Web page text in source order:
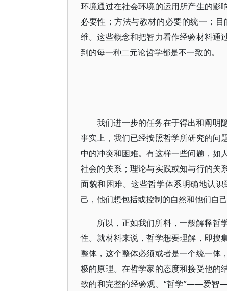
环境通过在社会环境的运用所产生的影
必要性；方法与教材的必要的统一；
维。这些概念和把智力看作经验材料通
到的每一种二元论哲学都是不一致的。
我们进一步的任务在于得出和阐明
事实上，我们已经按照哲学所研究的问
中的冲突和困难。有这样一些问题，如
社会的关系；理论与实践或知与行的关
面貌和困难。这些哲学体系明确地认
己，他们想包括或控制的自然和他们自己
所以，正如我们所料，一般解释哲
性。就材料来说，哲学想要理解，即搜
整体，这个整体必须或者是一个统一体
极的原理。在哲学家的态度和接受他的
致的和完整的经验观。“哲学”——爱智